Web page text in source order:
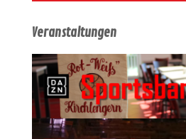
Veranstaltungen